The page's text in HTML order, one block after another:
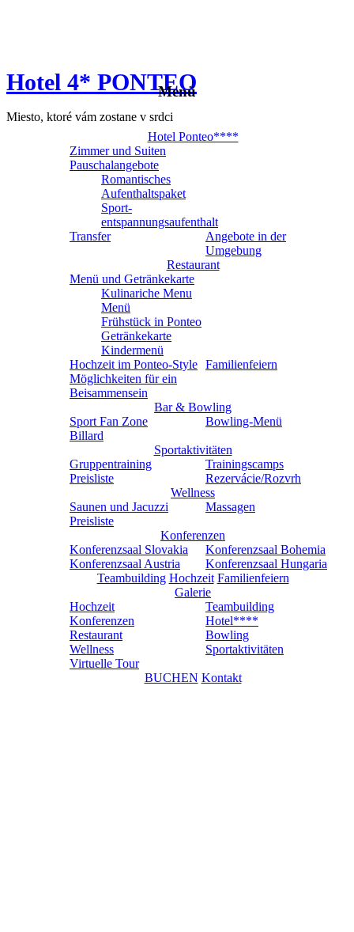
Hotel 4* PONTEO
Miesto, ktoré vám zostane v srdci
Menü
Hotel Ponteo****
Zimmer und Suiten
Pauschalangebote
Romantisches
Aufenthaltspaket
Sport-
entspannungsaufenthalt
Transfer
Angebote in der
Umgebung
Restaurant
Menü und Getränkekarte
Kulinariche Menu
Menü
Frühstück in Ponteo
Getränkekarte
Kindermenü
Hochzeit im Ponteo-Style Familienfeiern
Möglichkeiten für ein
Beisammensein
Bar & Bowling
Sport Fan Zone
Bowling-Menü
Billard
Sportaktivitäten
Gruppentraining
Trainingscamps
Preisliste
Rezervácie/Rozvrh
Wellness
Saunen und Jacuzzi
Massagen
Preisliste
Konferenzen
Konferenzsaal Slovakia
Konferenzsaal Bohemia
Konferenzsaal Austria
Konferenzsaal Hungaria
Teambuilding Hochzeit Familienfeiern
Galerie
Hochzeit
Teambuilding
Konferenzen
Hotel****
Restaurant
Bowling
Wellness
Sportaktivitäten
Virtuelle Tour
BUCHEN Kontakt